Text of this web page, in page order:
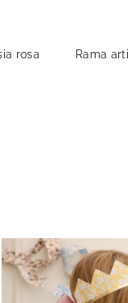
rosa
Rama